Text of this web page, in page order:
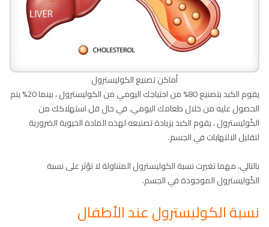
أماكن تصنيع الكوليسترول
يقوم الكبد بتصنيع 80% من احتياجك اليومي من الكوليسترول ، بينما 20% يتم
الحصول عليه من خلال طعامك اليومي. في حال قل استهلاكك من
الكُوليسترول ، يقوم الكبد بزيادة تصنيعه لهذه المادة الحيوية الضرورية
لتقليل الالتهابات في الجسم.
بالتالي، مهما تغيرت نسبة الكوليسترول المتناولة لا تؤثر على نسبة
الكُوليسترول الموجودة في الجسم.
نسبة الكوليسترول عند الأطفال